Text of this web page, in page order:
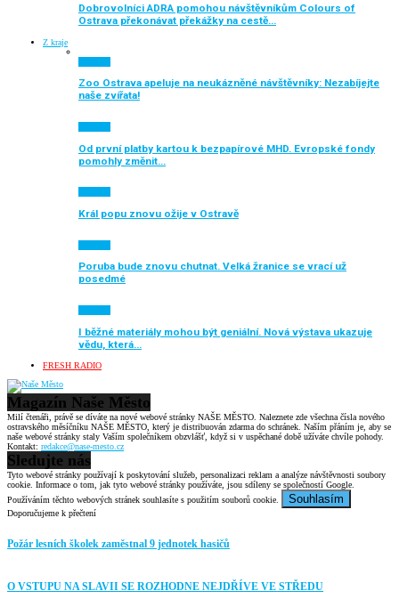
Dobrovolníci ADRA pomohou návštěvníkům Colours of
Ostrava překonávat překážky na cestě…
Z kraje
Zoo Ostrava apeluje na neukázněné návštěvníky: Nezabíjejte
naše zvířata!
Od první platby kartou k bezpapírové MHD. Evropské fondy
pomohly změnit…
Král popu znovu ožije v Ostravě
Poruba bude znovu chutnat. Velká žranice se vrací už
posedmé
I běžné materiály mohou být geniální. Nová výstava ukazuje
vědu, která…
FRESH RADIO
Magazín Naše Město
Milí čtenáři, právě se díváte na nové webové stránky NAŠE MĚSTO. Naleznete zde všechna čísla nového
ostravského měsíčníku NAŠE MĚSTO, který je distribuován zdarma do schránek. Naším přáním je, aby se
naše webové stránky staly Vaším společníkem obzvlášť, když si v uspěchané době užíváte chvíle pohody.
Kontakt: redakce@nase-mesto.cz
Sledujte nás
Tyto webové stránky používají k poskytování služeb, personalizaci reklam a analýze návštěvnosti soubory
cookie. Informace o tom, jak tyto webové stránky používáte, jsou sdíleny se společností Google.
Používáním těchto webových stránek souhlasíte s použitím souborů cookie.
Souhlasím
Doporučujeme k přečtení
Požár lesních školek zaměstnal 9 jednotek hasičů
O VSTUPU NA SLAVII SE ROZHODNE NEJDŘÍVE VE STŘEDU